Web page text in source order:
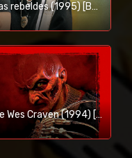
Bad Boys: Dos policías rebeldes (1995) [BR-RIP] [HD-1080p]
La nueva pesadilla de Wes Craven (1994) [BR-RIP] [HD-1080p]